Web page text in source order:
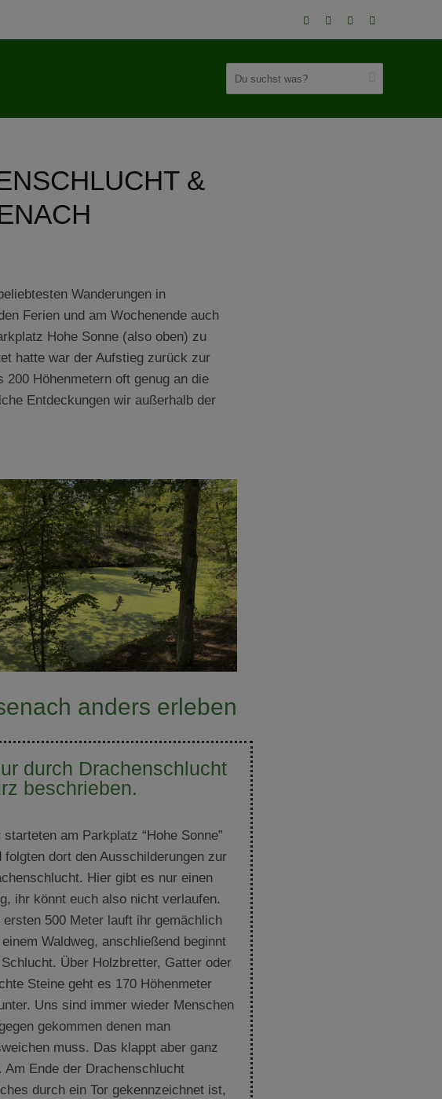
&
Wanderungen in
Ferien und am Wochenende auch
Hohe Sonne (also oben) zu
hatte war der Aufstieg zurück zur
Höhenmetern oft genug an die
Entdeckungen wir außerhalb der
anders erleben
durch Drachenschlucht
beschrieben.
starteten am Parkplatz “Hohe Sonne”
folgten dort den Ausschilderungen zur
Hier gibt es nur einen
ihr könnt euch also nicht verlaufen.
ersten 500 Meter lauft ihr gemächlich
einem Waldweg, anschließend beginnt
Über Holzbretter, Gatter oder
Steine geht es 170 Höhenmeter
Uns sind immer wieder Menschen
gekommen denen man
muss. Das klappt aber ganz
Am Ende der Drachenschlucht
durch ein Tor gekennzeichnet ist,